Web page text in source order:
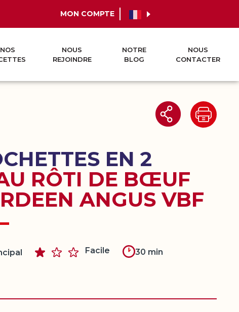
MON COMPTE
NOS
NOUS
REJOINDRE
NOTRE
BLOG
NOUS
CONTACTER
EN 2
RÔTI DE BŒUF
ANGUS VBF
Facile 30 min